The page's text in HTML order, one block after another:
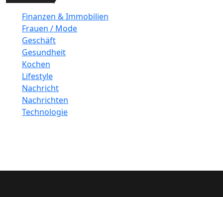
Finanzen & Immobilien
Frauen / Mode
Geschäft
Gesundheit
Kochen
Lifestyle
Nachricht
Nachrichten
Technologie